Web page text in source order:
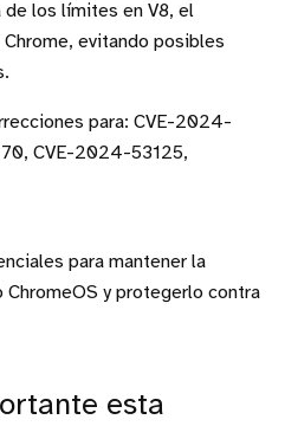
los límites en V8, el
evitando posibles
para: CVE-2024-
CVE-2024-53125,
para mantener la
y protegerlo contra
esta